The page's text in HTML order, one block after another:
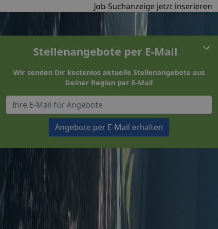
Job-Suchanzeige jetzt inserieren
Stellenangebote per E-Mail
Wir senden Dir kostenlos aktuelle Stellenangebote aus
Deiner Region per E-Mail
Angebote per E-Mail erhalten